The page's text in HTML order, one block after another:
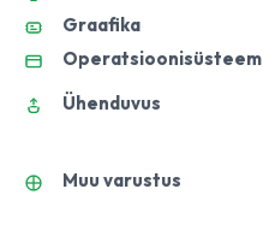
Graafika
Operatsioonisüsteem
Ühenduvus
Muu varustus